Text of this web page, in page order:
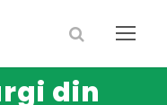
din